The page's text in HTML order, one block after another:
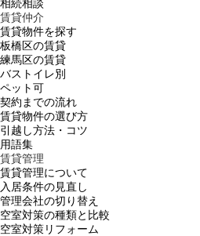
相続相談
賃貸仲介
賃貸物件を探す
板橋区の賃貸
練馬区の賃貸
バストイレ別
ペット可
契約までの流れ
賃貸物件の選び方
引越し方法・コツ
用語集
賃貸管理
賃貸管理について
入居条件の見直し
管理会社の切り替え
空室対策の種類と比較
空室対策リフォーム